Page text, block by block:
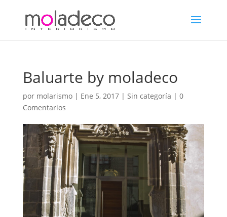
Baluarte by moladeco
por molarismo| Ene 5, 2017| Sin categoría | 0
Comentarios